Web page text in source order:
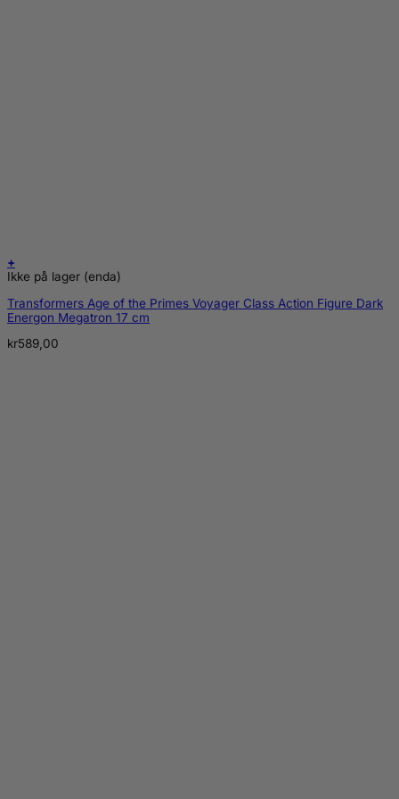
+
Ikke på lager (enda)
Transformers Age of the Primes Voyager Class Action Figure Dark
Energon Megatron 17 cm
kr589,00